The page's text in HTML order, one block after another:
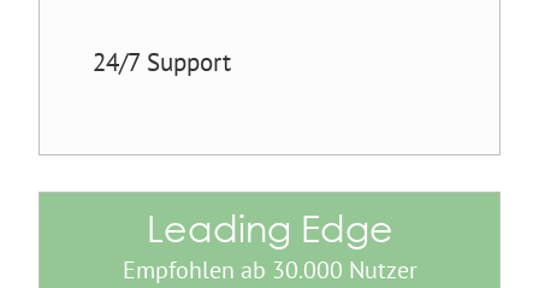
24/7 Support
Leading Edge
Empfohlen ab 30.000 Nutzer